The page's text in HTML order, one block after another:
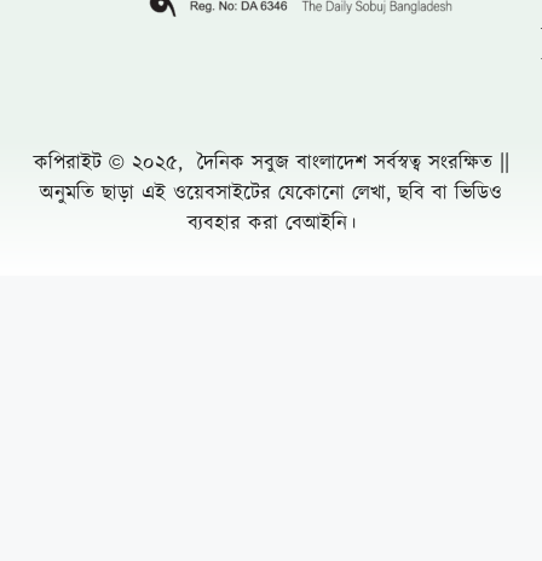
কপিরাইট © ২০২৫, দৈনিক সবুজ বাংলাদেশ সর্বস্বত্ব সংরক্ষিত ||
অনুমতি ছাড়া এই ওয়েবসাইটের যেকোনো লেখা, ছবি বা ভিডিও
ব্যবহার করা বেআইনি।